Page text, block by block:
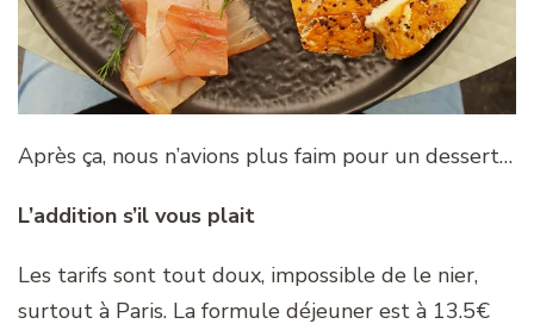
Après ça, nous n’avions plus faim pour un dessert…
L’addition s’il vous plait
Les tarifs sont tout doux, impossible de le nier,
surtout à Paris. La formule déjeuner est à 13.5€